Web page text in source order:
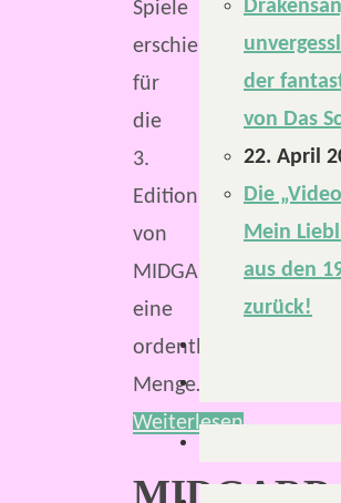
Spiele
erschien
für
die
3.
Edition
von
MIDGARD
eine
ordentliche
Menge…
Weiterlesen
MIDGARD
der
von Das
22. April
Die
Mein
aus den
zurück!